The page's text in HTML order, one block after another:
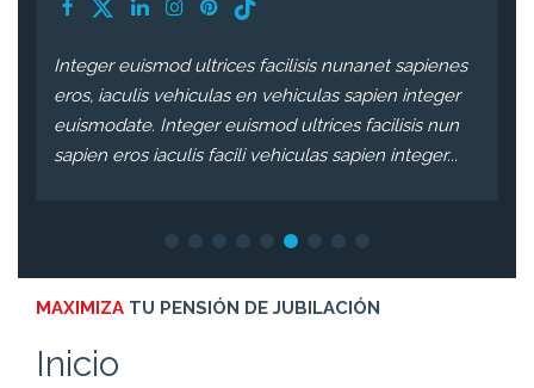
Integer euismod ultrices facilisis nunanet sapienes
eros, iaculis vehiculas en vehiculas sapien integer
euismodate. Integer euismod ultrices facilisis nun
sapien eros iaculis facili vehiculas sapien integer...
MAXIMIZA TU PENSIÓN DE JUBILACIÓN
Inicio